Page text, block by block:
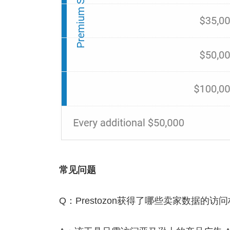
常见问题
Q：Prestozon获得了哪些卖家数据的访